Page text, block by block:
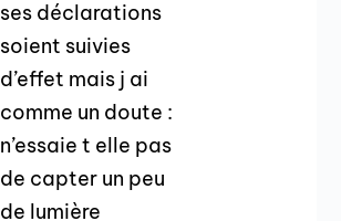
ses déclarations
soient suivies
d’effet mais j ai
comme un doute :
n’essaie t elle pas
de capter un peu
de lumière